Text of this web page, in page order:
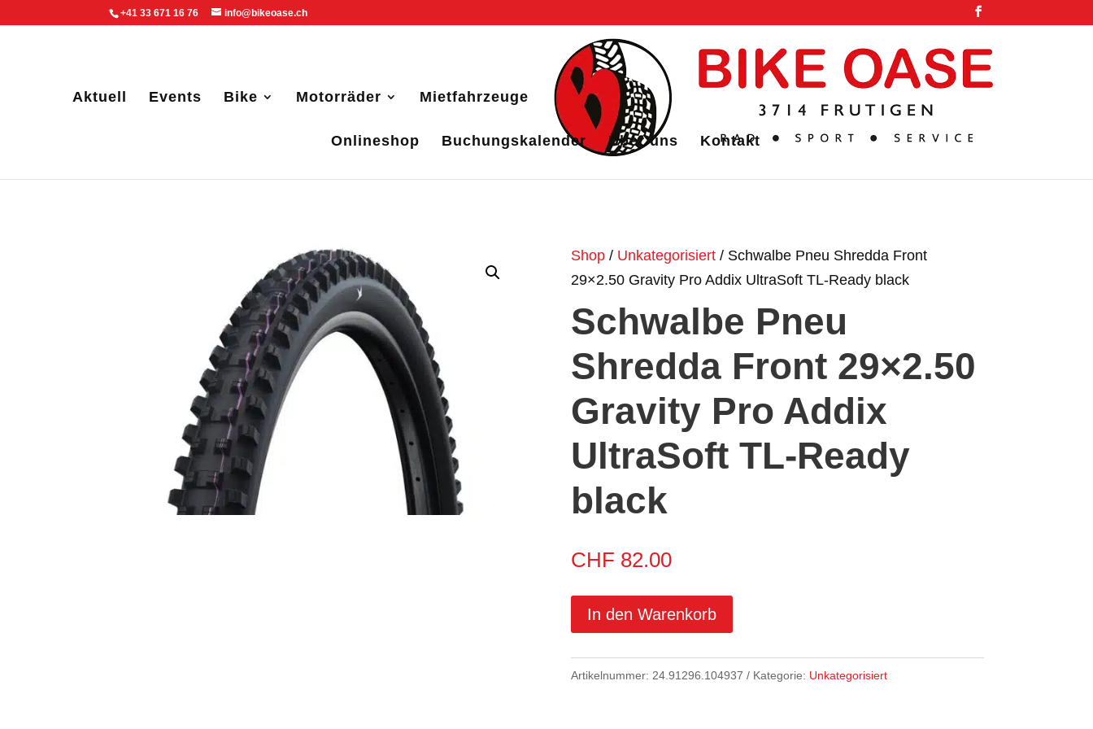
+41 33 671 16 76 info@bikeoase.ch
Aktuell Events Bike Motorräder Mietfahrzeuge
Onlineshop Buchungskalender Über uns Kontakt
Shop/ Unkategorisiert/ Schwalbe Pneu Shredda Front
29×2.50 Gravity Pro Addix UltraSoft TL-Ready black
Schwalbe Pneu
Shredda Front 29×2.50
Gravity Pro Addix
UltraSoft TL-Ready
black
CHF 82.00
In den Warenkorb
Artikelnummer: 24.91296.104937 Kategorie: Unkategorisiert